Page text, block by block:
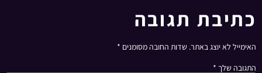
כתיבת תגובה
האימייל לא יוצג באתר. שדות החובה מסומנים *
התגובה שלך *